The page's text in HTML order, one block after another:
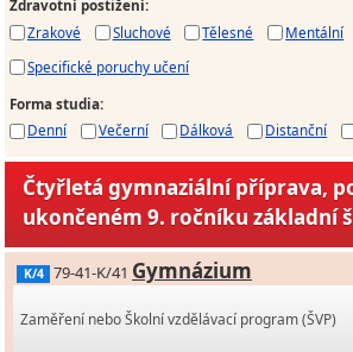
Zdravotní postižení:
Zrakové
Sluchové Tělesné
Mentální
Specifické poruchy učení
Forma studia:
Denní
Večerní Dálková Distanční
Čtyřletá gymnaziální příprava,
ukončeném 9. ročníku základní
K/4 79-41-K/41 Gymnázium
Zaměření nebo Školní vzdělávací program (ŠVP)